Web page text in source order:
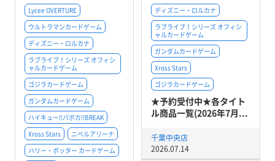
Lycee OVERTURE
ウルトラマンカードゲーム
ディズニー・ロルカナ
ラブライブ！シリーズ オフィシ
ャルカードゲーム
ゴジラカードゲーム
ガンダムカードゲーム
ハイキュー!!バボカ!!BREAK
Xross Stars
ニベルアリーナ
ハリー・ポッター カードゲーム
ディズニー・ロルカナ
ラブライブ！シリーズ オフィシ
ャルカードゲーム
ガンダムカードゲーム
Xross Stars
ゴジラカードゲーム
★予約受付中★各タイト
ル商品一覧(2026年7月...
千葉中央店
2026.07.14